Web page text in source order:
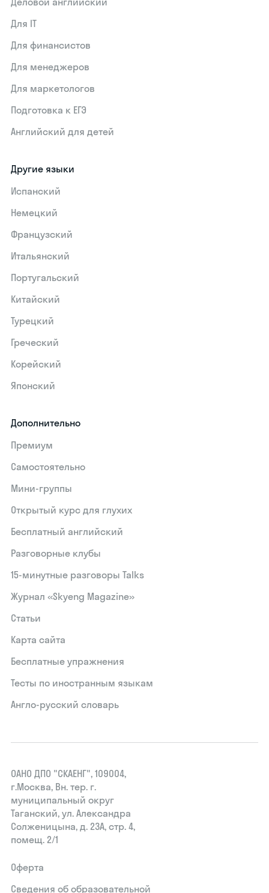
Для IT
Для финансистов
Для менеджеров
Для маркетологов
Подготовка к ЕГЭ
Английский для детей
Другие языки
Испанский
Немецкий
Французский
Итальянский
Португальский
Китайский
Турецкий
Греческий
Корейский
Японский
Дополнительно
Премиум
Самостоятельно
Мини-группы
Открытый курс для глухих
Бесплатный английский
Разговорные клубы
15‑минутные разговоры Talks
Журнал «Skyeng Magazine»
Статьи
Карта сайта
Бесплатные упражнения
Тесты по иностранным языкам
Англо-русский словарь
ОАНО ДПО "СКАЕНГ", 109004,
г.Москва, Вн. тер. г.
муниципальный округ
Таганский, ул. Александра
Солженицына, д. 23А, стр. 4,
помещ. 2/1
Оферта
Сведения об образовательной